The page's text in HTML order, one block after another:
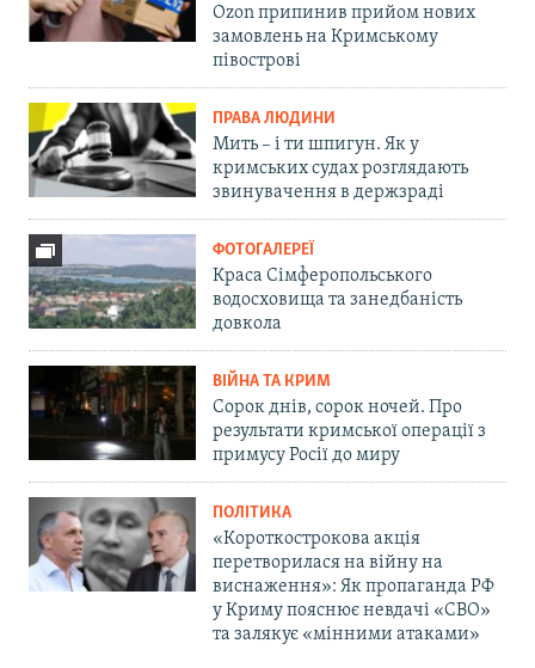
Ozon припинив прийом нових
замовлень на Кримському
півострові
ПРАВА ЛЮДИНИ
Мить – і ти шпигун. Як у
кримських судах розглядають
звинувачення в держзраді
ФОТОГАЛЕРЕЇ
Краса Сімферопольського
водосховища та занедбаність
довкола
ВІЙНА ТА КРИМ
Сорок днів, сорок ночей. Про
результати кримської операції з
примусу Росії до миру
ПОЛІТИКА
«Короткострокова акція
перетворилася на війну на
виснаження»: Як пропаганда РФ
у Криму пояснює невдачі «СВО»
та залякує «мінними атаками»